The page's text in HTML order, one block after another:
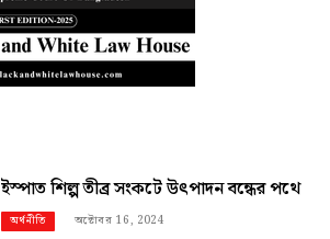
ইস্পাত শিল্প তীব্র সংকটে উৎপাদন বন্ধের পথে
অর্থনীতি অক্টোবর 16, 2024